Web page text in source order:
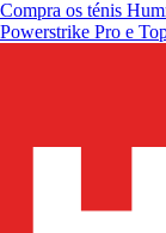
Compra os ténis
Powerstrike Pro e